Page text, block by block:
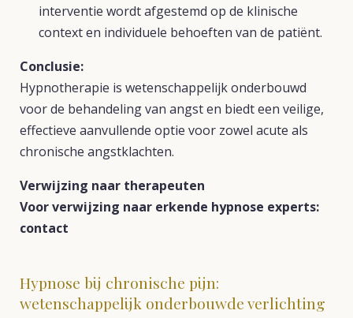
interventie wordt afgestemd op de klinische
context en individuele behoeften van de patiënt.
Conclusie:
Hypnotherapie is wetenschappelijk onderbouwd
voor de behandeling van angst en biedt een veilige,
effectieve aanvullende optie voor zowel acute als
chronische angstklachten.
Verwijzing naar therapeuten
Voor verwijzing naar erkende hypnose experts:
contact
Hypnose bij chronische pijn:
wetenschappelijk onderbouwde verlichting